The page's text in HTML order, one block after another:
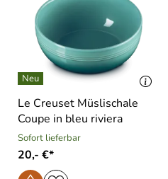
Le Creuset Müslischale
Coupe in bleu riviera
Sofort lieferbar
20,- €*